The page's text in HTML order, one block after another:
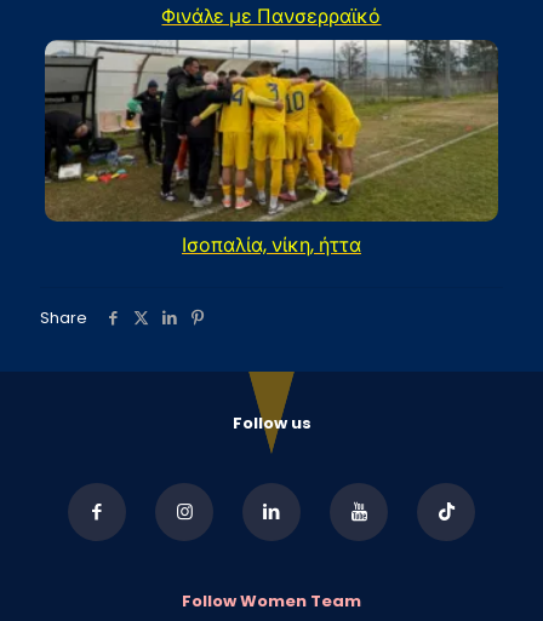
Φινάλε με Πανσερραϊκό
Ισοπαλία, νίκη, ήττα
Share
Follow us
Follow Women Team